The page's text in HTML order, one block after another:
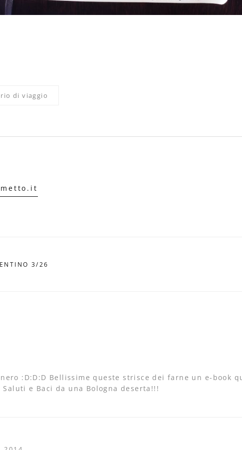
di viaggio
3/26
:D:D:D Bellissime queste strisce dei farne un e-book
e Baci da una Bologna deserta!!!